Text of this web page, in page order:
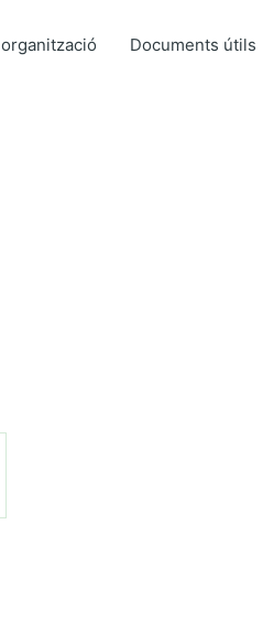
Documents útils